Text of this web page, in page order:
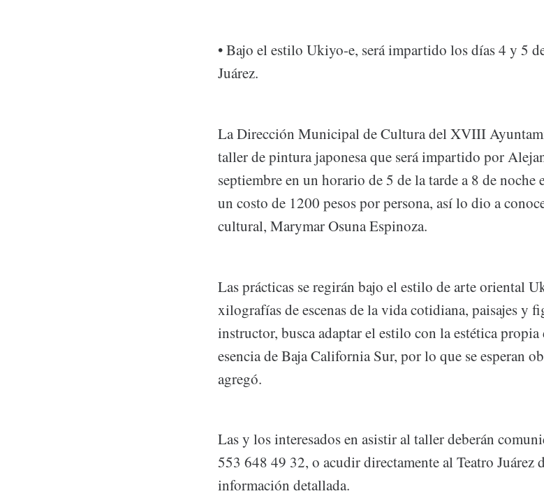
• Bajo el estilo Ukiyo-e, será impartido los días 4 y 5
Juárez.
La Dirección Municipal de Cultura del XVIII
taller de pintura japonesa que será impartido por
septiembre en un horario de 5 de la tarde a 8 de noche
un costo de 1200 pesos por persona, así lo dio a
cultural, Marymar Osuna Espinoza.
Las prácticas se regirán bajo el estilo de arte oriental
xilografías de escenas de la vida cotidiana, paisajes y
instructor, busca adaptar el estilo con la estética
esencia de Baja California Sur, por lo que se esperan
agregó.
Las y los interesados en asistir al taller deberán
553 648 49 32, o acudir directamente al Teatro Juárez
información detallada.